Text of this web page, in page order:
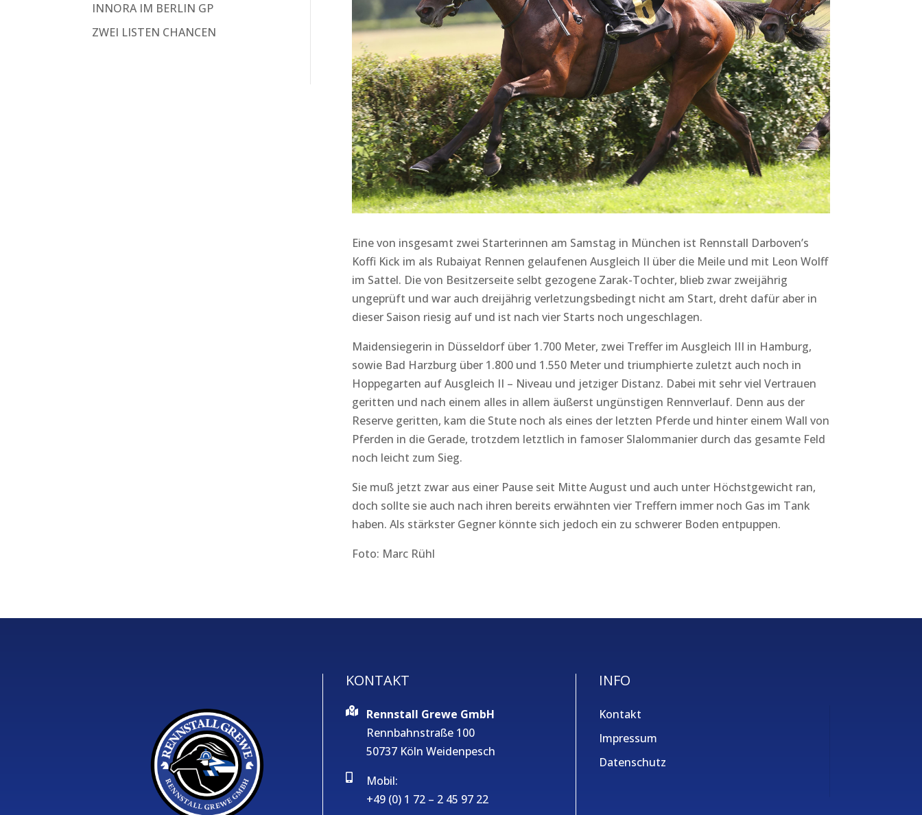
INNORA IM BERLIN GP
ZWEI LISTEN CHANCEN
Eine von insgesamt zwei Starterinnen am Samstag in München ist Rennstall Darboven’s
Koffi Kick im als Rubaiyat Rennen gelaufenen Ausgleich II über die Meile und mit Leon Wolff
im Sattel. Die von Besitzerseite selbt gezogene Zarak-Tochter, blieb zwar zweijährig
ungeprüft und war auch dreijährig verletzungsbedingt nicht am Start, dreht dafür aber in
dieser Saison riesig auf und ist nach vier Starts noch ungeschlagen.
Maidensiegerin in Düsseldorf über 1.700 Meter, zwei Treffer im Ausgleich III in Hamburg,
sowie Bad Harzburg über 1.800 und 1.550 Meter und triumphierte zuletzt auch noch in
Hoppegarten auf Ausgleich II – Niveau und jetziger Distanz. Dabei mit sehr viel Vertrauen
geritten und nach einem alles in allem äußerst ungünstigen Rennverlauf. Denn aus der
Reserve geritten, kam die Stute noch als eines der letzten Pferde und hinter einem Wall von
Pferden in die Gerade, trotzdem letztlich in famoser Slalommanier durch das gesamte Feld
noch leicht zum Sieg.
Sie muß jetzt zwar aus einer Pause seit Mitte August und auch unter Höchstgewicht ran,
doch sollte sie auch nach ihren bereits erwähnten vier Treffern immer noch Gas im Tank
haben. Als stärkster Gegner könnte sich jedoch ein zu schwerer Boden entpuppen.
Foto: Marc Rühl
KONTAKT
Rennstall Grewe GmbH
Rennbahnstraße 100
50737 Köln Weidenpesch
Mobil:
+49 (0) 1 72 – 2 45 97 22
INFO
Kontakt
Impressum
Datenschutz